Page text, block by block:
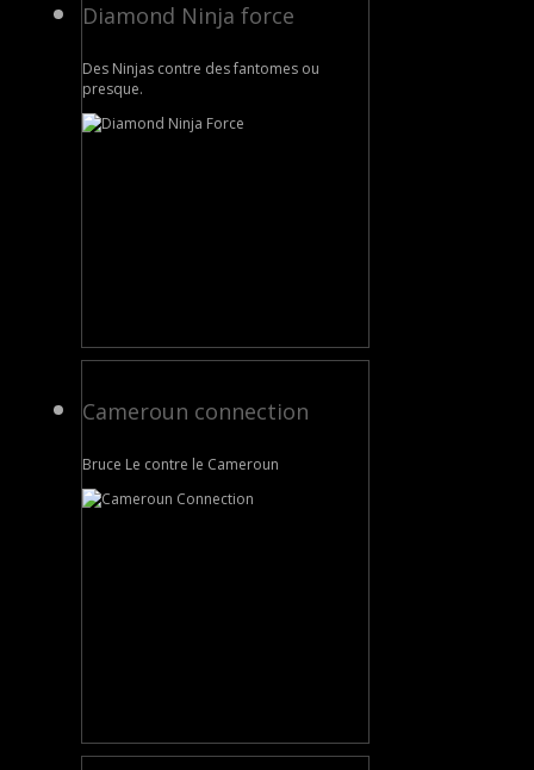
Diamond Ninja force
Des Ninjas contre des fantomes ou
presque.
Cameroun connection
Bruce Le contre le Cameroun